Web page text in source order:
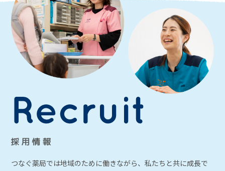
つなぐ薬局では地域のために働きながら、私たちと共に成長で